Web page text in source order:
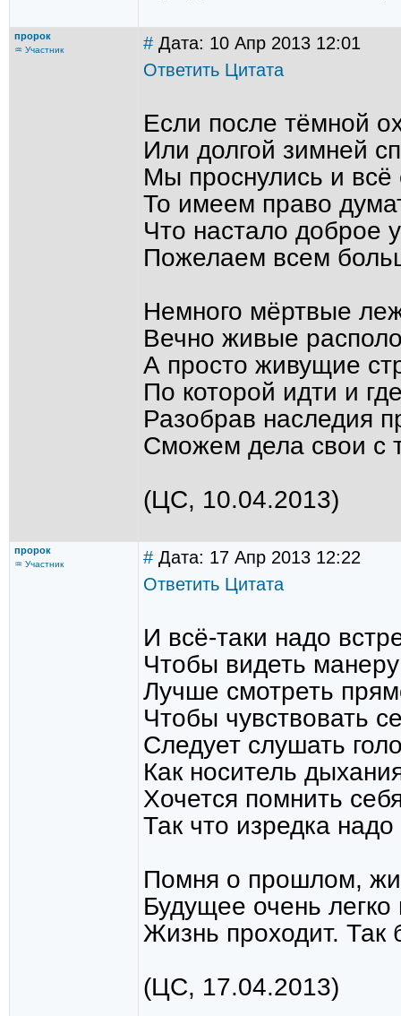
пророк
♒ Участник # Дата: 10 Апр 2013 12:01
Ответить Цитата
Если после тёмной
Или долгой зимней
Мы проснулись и
То имеем право
Что настало доброе
Пожелаем всем
Немного мёртвые
Вечно живые
А просто живущие
По которой идти и
Разобрав наследия
Сможем дела свои с
(ЦС, 10.04.2013)
пророк
♒ Участник # Дата: 17 Апр 2013 12:22
Ответить Цитата
И всё-таки надо
Чтобы видеть
Лучше смотреть
Чтобы чувствовать
Следует слушать
Как носитель
Хочется помнить
Так что изредка надо
Помня о прошлом,
Будущее очень
Жизнь проходит. Так
(ЦС, 17.04.2013)